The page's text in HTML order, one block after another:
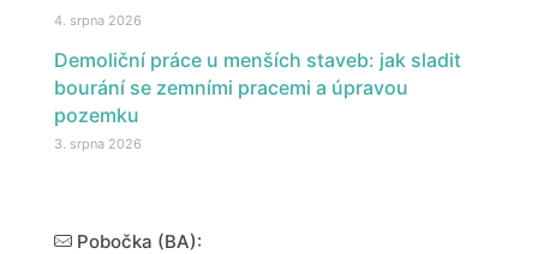
4. srpna 2026
Demoliční práce u menších staveb: jak sladit
bourání se zemními pracemi a úpravou
pozemku
3. srpna 2026
Pobočka (BA):